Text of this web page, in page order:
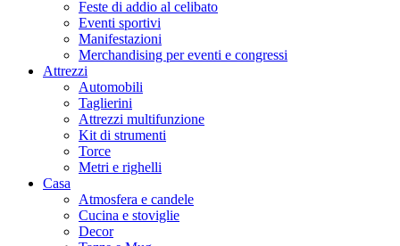
Feste di addio al celibato
Eventi sportivi
Manifestazioni
Merchandising per eventi e congressi
Attrezzi
Automobili
Taglierini
Attrezzi multifunzione
Kit di strumenti
Torce
Metri e righelli
Casa
Atmosfera e candele
Cucina e stoviglie
Decor